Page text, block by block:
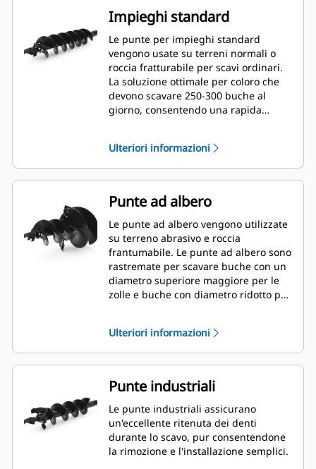
Impieghi standard
Le punte per impieghi standard
vengono usate su terreni normali o
roccia fratturabile per scavi ordinari.
La soluzione ottimale per coloro che
devono scavare 250-300 buche al
giorno, consentendo una rapida
Ulteriori informazioni
Punte ad albero
Le punte ad albero vengono utilizzate
su terreno abrasivo e roccia
frantumabile. Le punte ad albero sono
rastremate per scavare buche con un
diametro superiore maggiore per le
zolle e buche con diametro ridotto per
Ulteriori informazioni
Punte industriali
Le punte industriali assicurano
un'eccellente ritenuta dei denti
durante lo scavo, pur consentendone
la rimozione e l'installazione semplici.